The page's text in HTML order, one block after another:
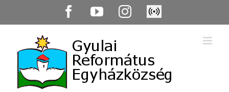
FacebookYouTubeInstagram
Élő
közvetítés